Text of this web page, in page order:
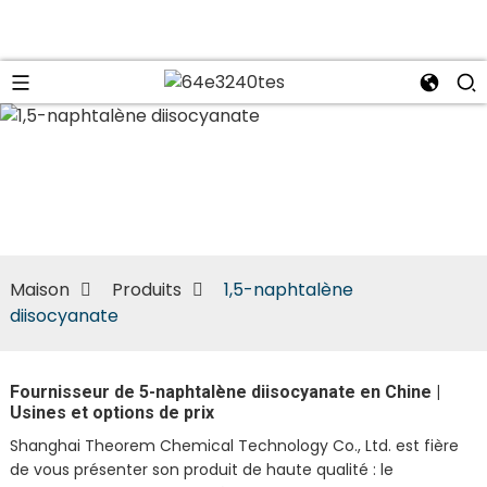
Maison Produits
1,5-naphtalène
diisocyanate
Fournisseur de 5-naphtalène diisocyanate en Chine |
Usines et options de prix
Shanghai Theorem Chemical Technology Co., Ltd. est fière
de vous présenter son produit de haute qualité : le